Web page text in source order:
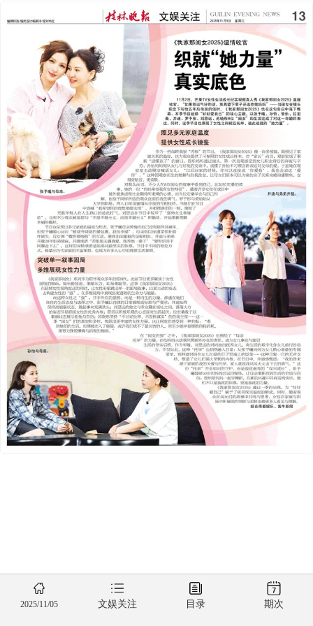
下一版
2025年11月05日
2025/11/05 文娱关注 目录 期次